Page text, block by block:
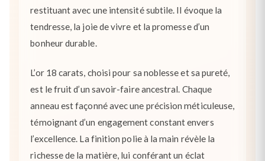
restituant avec une intensité subtile. Il évoque la
tendresse, la joie de vivre et la promesse d’un
bonheur durable.
L’or 18 carats, choisi pour sa noblesse et sa pureté,
est le fruit d’un savoir-faire ancestral. Chaque
anneau est façonné avec une précision méticuleuse,
témoignant d’un engagement constant envers
l’excellence. La finition polie à la main révèle la
richesse de la matière, lui conférant un éclat